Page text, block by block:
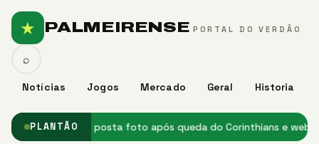
★ PALMEIRENSE PORTAL DO VERDÃO
Notícias Jogos Mercado Geral Historia
⌕
PLANTÃO
Carlos Miguel posta foto após queda do Corinthians e web vê